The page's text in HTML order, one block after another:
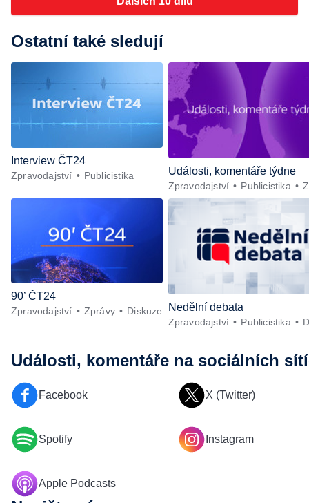
Ostatní také sledují
Interview ČT24
Zpravodajství Publicistika Události, komentáře týdne
Zpravodajství Publicistika
90’ ČT24
Zpravodajství Zprávy Diskuze Nedělní debata
Zpravodajství Publicistika
Události, komentáře na sociálních
Facebook X (Twitter)
Spotify Instagram
Apple Podcasts